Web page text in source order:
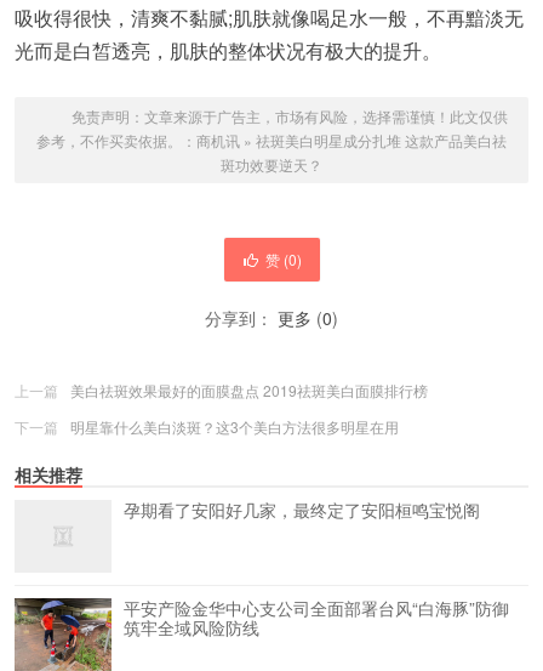
吸收得很快，清爽不黏腻;肌肤就像喝足水一般，不再黯淡无
光而是白皙透亮，肌肤的整体状况有极大的提升。
免责声明：文章来源于广告主，市场有风险，选择需谨慎！此文仅供
参考，不作买卖依据。： 商机讯 » 祛斑美白明星成分扎堆 这款产品美白祛
斑功效要逆天？
赞 (0)
分享到： 更多 (0)
上一篇
美白祛斑效果最好的面膜盘点 2019祛斑美白面膜排行榜
下一篇
明星靠什么美白淡斑？这3个美白方法很多明星在用
相关推荐
孕期看了安阳好几家，最终定了安阳桓鸣宝悦阁
平安产险金华中心支公司全面部署台风“白海豚”防御
筑牢全域风险防线